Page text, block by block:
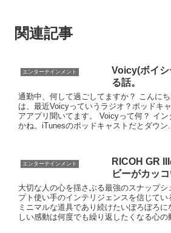
関連記事
エンターテインメント
Voicy(ボイシ
る話。
通勤中、何して過ごしてますか？ こんに
は、最近Voicyっていうラジオ？ポッドキ
アアプリ聞いてます。 Voicyって何？ イ
かね。iTunesのポッドキャストだとダウン...
エンターテインメント
RICOH GR
ビーがカッコ
大切な人の心を揺さぶる最強のスナップシ
プト使い手のインテリジェンスを信じてい
ミニマルな道具であり続けたいぼろぼろ
しい感動は何度でも繰り返したくなる心の